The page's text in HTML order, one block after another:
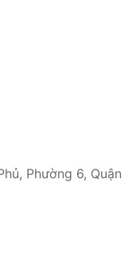
Phường 6, Quận